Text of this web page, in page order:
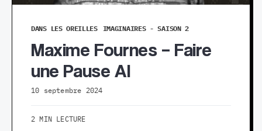
DANS LES OREILLES IMAGINAIRES - SAISON 2
Maxime Fournes – Faire
une Pause AI
10 septembre 2024
2 MIN LECTURE